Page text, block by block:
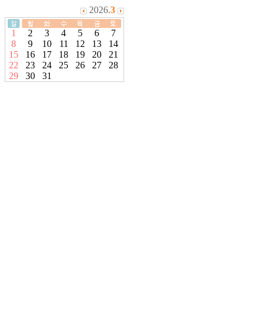
2026.3
1 2 3 4 5 6
7
8
9 10 11 12 13
14
15
16 17 18 19 20
21
22
23 24 25 26 27
28
29
30 31